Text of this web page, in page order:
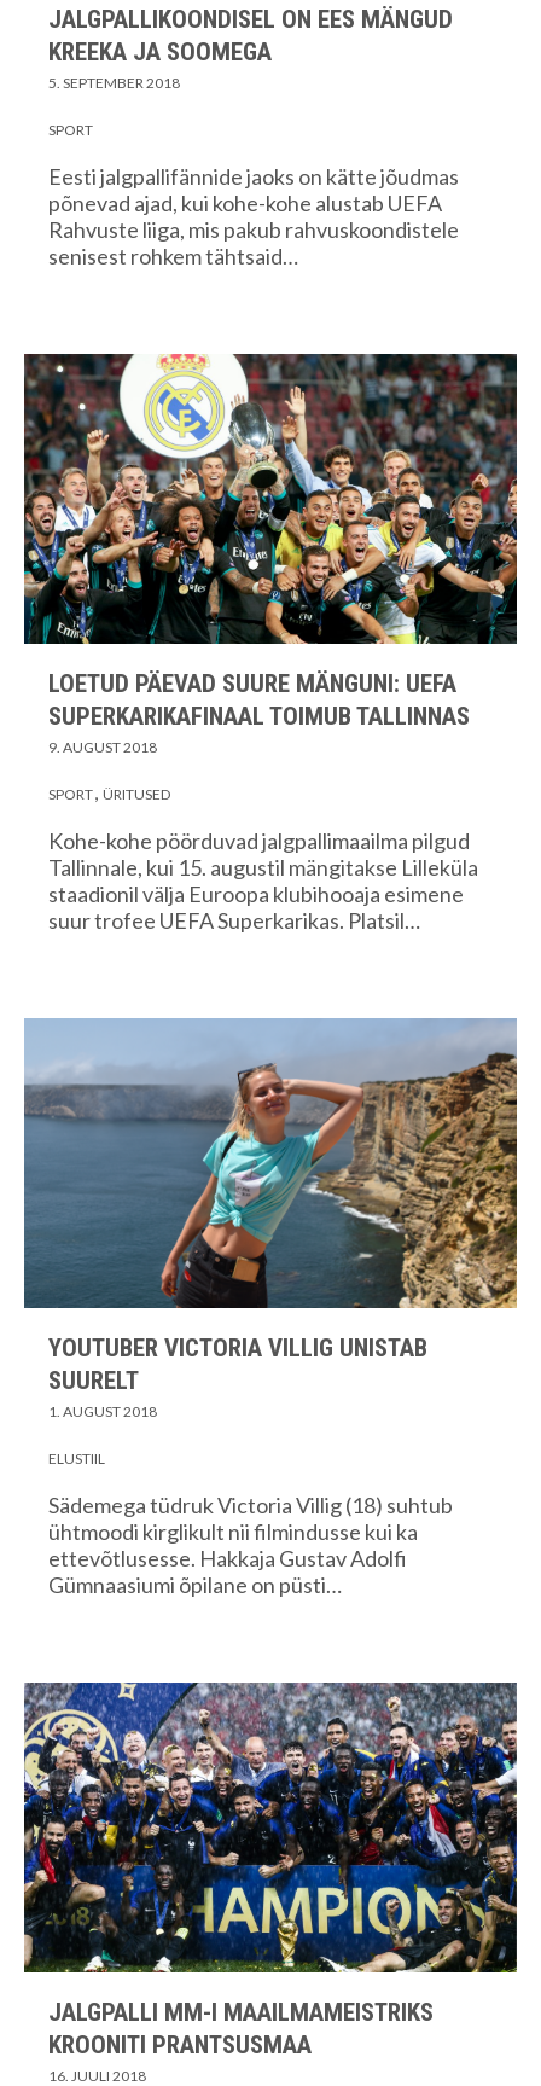
JALGPALLIKOONDISEL ON EES MÄNGUD
KREEKA JA SOOMEGA
5. SEPTEMBER 2018
SPORT
Eesti jalgpallifännide jaoks on kätte jõudmas
põnevad ajad, kui kohe-kohe alustab UEFA
Rahvuste liiga, mis pakub rahvuskoondistele
senisest rohkem tähtsaid…
LOETUD PÄEVAD SUURE MÄNGUNI: UEFA
SUPERKARIKAFINAAL TOIMUB TALLINNAS
9. AUGUST 2018
SPORT ÜRITUSED
Kohe-kohe pöörduvad jalgpallimaailma pilgud
Tallinnale, kui 15. augustil mängitakse Lilleküla
staadionil välja Euroopa klubihooaja esimene
suur trofee UEFA Superkarikas. Platsil…
YOUTUBER VICTORIA VILLIG UNISTAB
SUURELT
1. AUGUST 2018
ELUSTIIL
Sädemega tüdruk Victoria Villig (18) suhtub
ühtmoodi kirglikult nii filmindusse kui ka
ettevõtlusesse. Hakkaja Gustav Adolfi
Gümnaasiumi õpilane on püsti…
JALGPALLI MM-I MAAILMAMEISTRIKS
KROONITI PRANTSUSMAA
16. JUULI 2018